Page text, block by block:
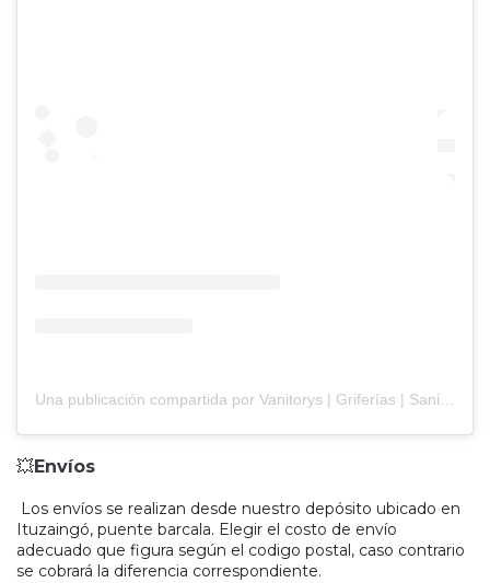
Una publicación compartida por Vanitorys | Griferías | Sanitarios | Espejos LED (@cubosblackioso)
💥Envíos
Los envíos se realizan desde nuestro depósito ubicado en
Ituzaingó, puente barcala. Elegir el costo de envío
adecuado que figura según el codigo postal, caso contrario
se cobrará la diferencia correspondiente.